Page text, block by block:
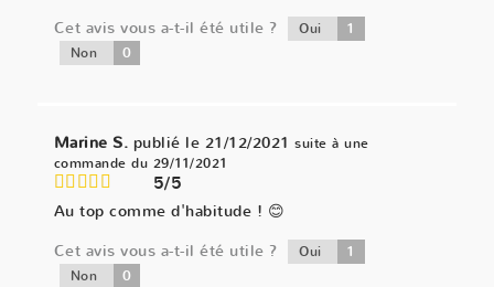
Cet avis vous a-t-il été utile ?
Oui 1
Non 0
Marine S. publié le 21/12/2021 suite à une
commande du 29/11/2021
5/5
Au top comme d'habitude ! 😊
Cet avis vous a-t-il été utile ?
Oui 1
Non 0